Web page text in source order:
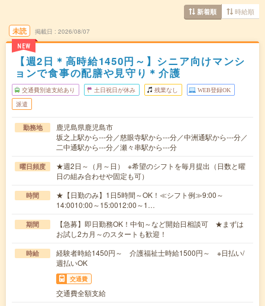
新着順 時給順
未読
NEW
掲載日 2026/08/07
【週2日＊高時給1450円～】シニア向けマンシ
ョンで食事の配膳や見守り＊介護
交通費別途支給あり 土日祝日が休み 残業なし WEB登録OK
派遣
勤務地
鹿児島県鹿児島市
坂之上駅から---分／慈眼寺駅から---分／中洲通駅から---分／
二中通駅から---分／瀬々串駅から---分
曜日頻度
★週2日～（月～日） ※希望のシフトを毎月提出（日数と曜
日の組み合わせや固定も可）
時間
★【日勤のみ】1日5時間～OK！≪シフト例≫9:00～
14:0010:00～15:0012:00～1…
期間
【急募】即日勤務OK！中旬～など開始日相談可 ★まずは
お試し2カ月～のスタートも歓迎！
時給
経験者時給1450円～ 介護福祉士時給1500円～ ※日払い/
週払いOK
交通費
交通費全額支給